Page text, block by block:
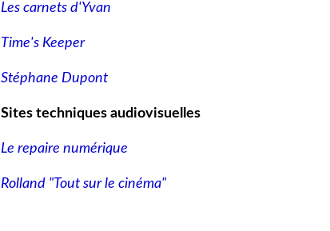
Les carnets d'Yvan
Time's Keeper
Stéphane Dupont
Sites techniques audiovisuelles
Le repaire numérique
Rolland "Tout sur le cinéma"